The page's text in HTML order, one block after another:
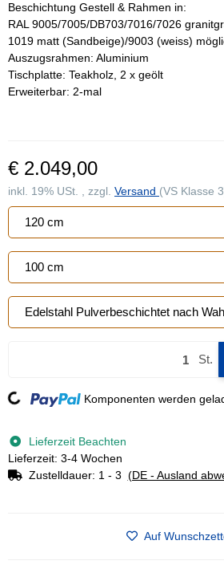
Beschichtung Gestell & Rahmen in:
RAL 9005/7005/DB703/7016/7026
1019 matt (Sandbeige)/9003 (weiss)
Auszugsrahmen: Aluminium
Tischplatte: Teakholz, 2 x geölt
Erweiterbar: 2-mal
€ 2.049,00
inkl. 19% USt. , zzgl. Versand (VS Klasse
120 cm
100 cm
Edelstahl Pulverbeschichtet nach
St.
Loading... Komponenten werden
Lieferzeit Beachten
Lieferzeit: 3-4 Wochen
Zustelldauer: 1 - 3 (DE - Ausland
Auf